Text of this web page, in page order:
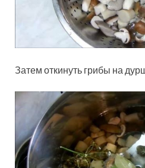
Затем откинуть грибы на